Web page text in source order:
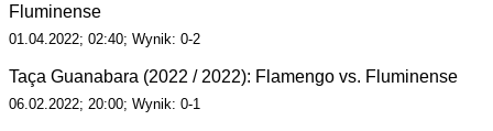
Fluminense
01.04.2022; 02:40; Wynik: 0-2
Taça Guanabara (2022 / 2022): Flamengo vs. Fluminense
06.02.2022; 20:00; Wynik: 0-1